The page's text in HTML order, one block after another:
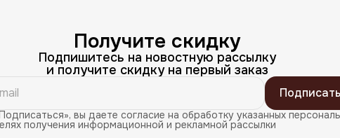
Получите скидку
Подпишитесь на новостную рассылку
и получите скидку на первый заказ
вы даете согласие на обработку указанных
получения информационной и рекламной рассылки